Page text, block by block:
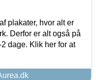
plakater, hvor alt er
Derfor er alt også på
dage. Klik her for at